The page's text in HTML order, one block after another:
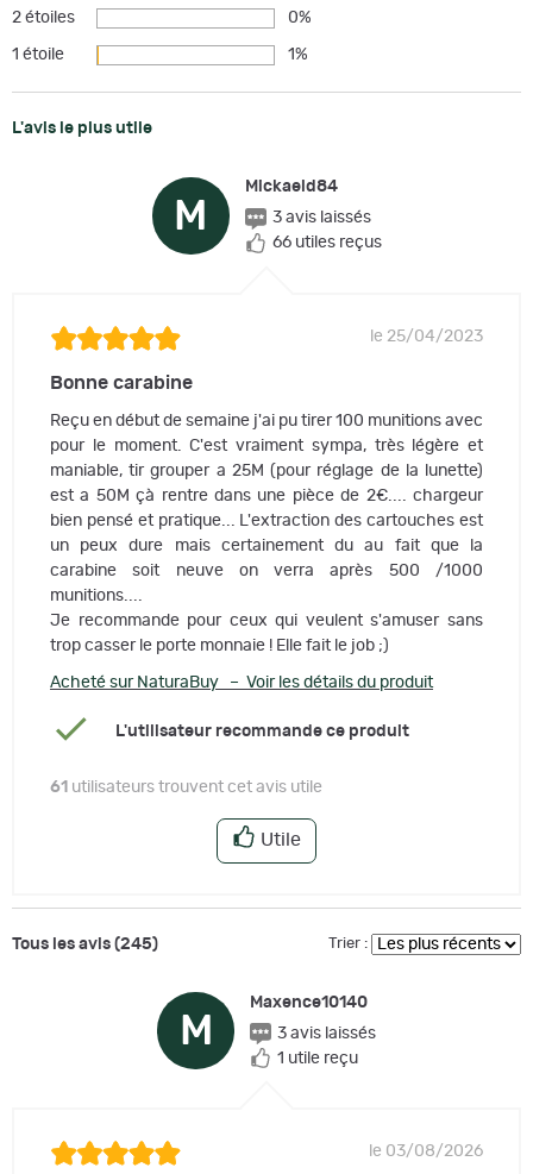
2 étoiles 0%
1 étoile 1%
L'avis le plus utile
M
Mickaeld84
3 avis laissés
66 utiles reçus
le 25/04/2023
Bonne carabine
Reçu en début de semaine j'ai pu tirer 100 munitions avec
pour le moment. C'est vraiment sympa, très légère et
maniable, tir grouper a 25M (pour réglage de la lunette)
est a 50M çà rentre dans une pièce de 2€.... chargeur
bien pensé et pratique... L'extraction des cartouches est
un peux dure mais certainement du au fait que la
carabine soit neuve on verra après 500 /1000
munitions....
Je recommande pour ceux qui veulent s'amuser sans
trop casser le porte monnaie ! Elle fait le job ;)
Acheté sur NaturaBuy – Voir les détails du produit
L'utilisateur recommande ce produit
61 utilisateurs trouvent cet avis utile
Utile
Tous les avis (245) Trier :
M
Maxence10140
3 avis laissés
1 utile reçu
le 03/08/2026